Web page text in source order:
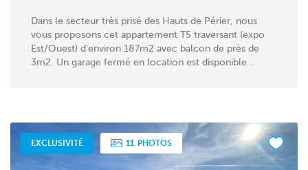
Dans le secteur très prisé des Hauts de Périer, nous
vous proposons cet appartement T5 traversant (expo
Est/Ouest) d'environ 187m2 avec balcon de près de
3m2. Un garage fermé en location est disponible...
EXCLUSIVITÉ 11 PHOTOS